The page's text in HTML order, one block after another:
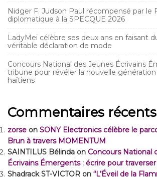
Nidger F. Judson Paul récompensé par le
diplomatique à la SPECQUE 2026
LadyMeï célèbre ses deux ans en faisant
véritable déclaration de mode
Concours National des Jeunes Écrivains
tribune pour révéler la nouvelle génération
haïtiens
Commentaires récents
zorse on SONY Electronics célèbre le
Brun à travers MOMENTUM
SAINTILUS Bélinda on Concours National
Écrivains Émergents : écrire pour
Shadrack ST-VICTOR on “L’Éveil de la